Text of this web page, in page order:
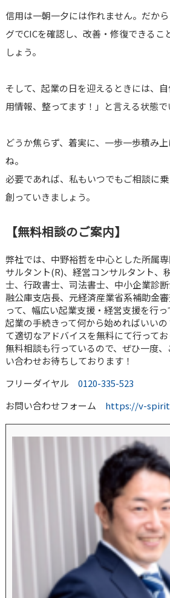
信用は一朝一夕には作れません。だか
グでCICを確認し、改善・修復できるこ
しょう。
そして、起業の日を迎えるときには、
用情報、整ってます！」と言える状態で
どうか焦らず、着実に、一歩一歩積み
ね。
必要であれば、私もいつでもご相談に
創っていきましょう。
【無料相談のご案内】
弊社では、中野裕哲を中心とした所属
サルタント(R)、経営コンサルタント、
士、行政書士、司法書士、中小企業診
融公庫支店長、元経済産業省系補助金
って、幅広い起業支援・経営支援を行っ
起業の手続きって何から始めればいい
て適切なアドバイスを無料にて行ってお
無料相談も行っているので、ぜひ一度
い合わせお待ちしております！
フリーダイヤル 0120-335-523
お問い合わせフォーム https://v-